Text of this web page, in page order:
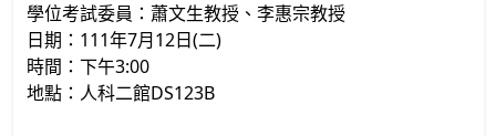
學位考試委員：蕭文生教授、李惠宗教授
日期：111年7月12日(二)
時間：下午3:00
地點：人科二館DS123B